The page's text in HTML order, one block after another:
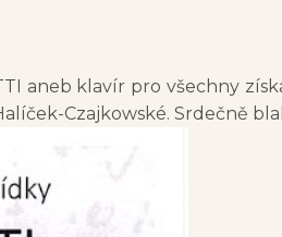
aneb klavír pro všechny
Czajkowské. Srdečně